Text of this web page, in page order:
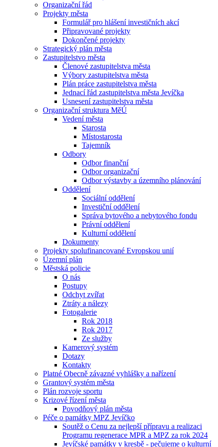
Organizační řád
Projekty města
Formulář pro hlášení investičních akcí
Připravované projekty
Dokončené projekty
Strategický plán města
Zastupitelstvo města
Členové zastupitelstva města
Výbory zastupitelstva města
Plán práce zastupitelstva města
Jednací řád zastupitelstva města Jevíčka
Usnesení zastupitelstva města
Organizační struktura MěÚ
Vedení města
Starosta
Místostarosta
Tajemník
Odbory
Odbor finanční
Odbor organizační
Odbor výstavby a územního plánování
Oddělení
Sociální oddělení
Investiční oddělení
Správa bytového a nebytového fondu
Právní oddělení
Kulturní oddělení
Dokumenty
Projekty spolufinancované Evropskou unií
Územní plán
Městská policie
O nás
Postupy
Odchyt zvířat
Ztráty a nálezy
Fotogalerie
Rok 2018
Rok 2017
Ze služby
Kamerový systém
Dotazy
Kontakty
Platné Obecně závazné vyhlášky a nařízení
Grantový systém města
Plán rozvoje sportu
Krizové řízení města
Povodňový plán města
Péče o památky MPZ Jevíčko
Soutěž o Cenu za nejlepší přípravu a realizaci
Programu regenerace MPR a MPZ za rok 2024
Jevíčské památky v kresbě - pečujeme o kulturní